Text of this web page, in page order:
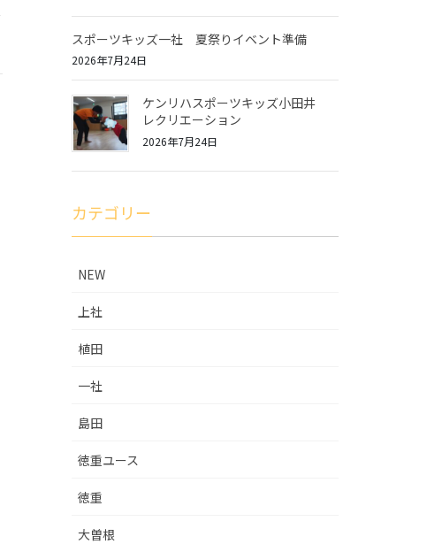
スポーツキッズ一社 夏祭りイベント準備
2026年7月24日
ケンリハスポーツキッズ小田井
レクリエーション
2026年7月24日
カテゴリー
NEW
上社
植田
一社
島田
徳重ユース
徳重
大曽根